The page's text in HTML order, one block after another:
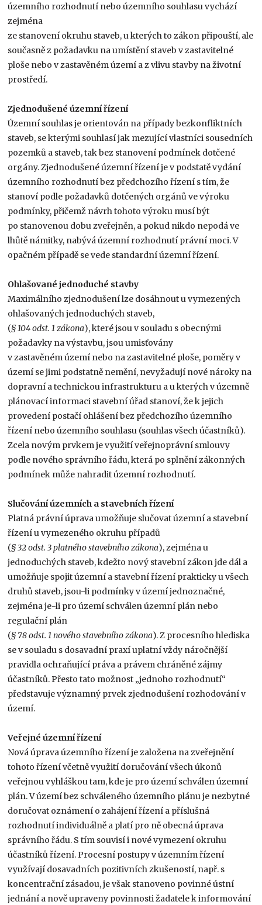
územního rozhodnutí nebo územního souhlasu vychází
zejména
ze stanovení okruhu staveb, u kterých to zákon připouští, ale
současně z požadavku na umístění staveb v zastavitelné
ploše nebo v zastavěném území a z vlivu stavby na životní
prostředí.
Zjednodušené územní řízení
Územní souhlas je orientován na případy bezkonfliktních
staveb, se kterými souhlasí jak mezující vlastníci sousedních
pozemků a staveb, tak bez stanovení podmínek dotčené
orgány. Zjednodušené územní řízení je v podstatě vydání
územního rozhodnutí bez předchozího řízení s tím, že
stanoví podle požadavků dotčených orgánů ve výroku
podmínky, přičemž návrh tohoto výroku musí být
po stanovenou dobu zveřejněn, a pokud nikdo nepodá ve
lhůtě námitky, nabývá územní rozhodnutí právní moci. V
opačném případě se vede standardní územní řízení.
Ohlašované jednoduché stavby
Maximálního zjednodušení lze dosáhnout u vymezených
ohlašovaných jednoduchých staveb,
(§ 104 odst. 1 zákona), které jsou v souladu s obecnými
požadavky na výstavbu, jsou umisťovány
v zastavěném území nebo na zastavitelné ploše, poměry v
území se jimi podstatně nemění, nevyžadují nové nároky na
dopravní a technickou infrastrukturu a u kterých v územně
plánovací informaci stavební úřad stanoví, že k jejich
provedení postačí ohlášení bez předchozího územního
řízení nebo územního souhlasu (souhlas všech účastníků).
Zcela novým prvkem je využití veřejnoprávní smlouvy
podle nového správního řádu, která po splnění zákonných
podmínek může nahradit územní rozhodnutí.
Slučování územních a stavebních řízení
Platná právní úprava umožňuje slučovat územní a stavební
řízení u vymezeného okruhu případů
(§ 32 odst. 3 platného stavebního zákona), zejména u
jednoduchých staveb, kdežto nový stavební zákon jde dál a
umožňuje spojit územní a stavební řízení prakticky u všech
druhů staveb, jsou-li podmínky v území jednoznačné,
zejména je-li pro území schválen územní plán nebo
regulační plán
(§ 78 odst. 1 nového stavebního zákona). Z procesního hlediska
se v souladu s dosavadní praxí uplatní vždy náročnější
pravidla ochraňující práva a právem chráněné zájmy
účastníků. Přesto tato možnost „jednoho rozhodnutí“
představuje významný prvek zjednodušení rozhodování v
území.
Veřejné územní řízení
Nová úprava územního řízení je založena na zveřejnění
tohoto řízení včetně využití doručování všech úkonů
veřejnou vyhláškou tam, kde je pro území schválen územní
plán. V území bez schváleného územního plánu je nezbytné
doručovat oznámení o zahájení řízení a příslušná
rozhodnutí individuálně a platí pro ně obecná úprava
správního řádu. S tím souvisí i nové vymezení okruhu
účastníků řízení. Procesní postupy v územním řízení
využívají dosavadních pozitivních zkušeností, např. s
koncentrační zásadou, je však stanoveno povinné ústní
jednání a nově upraveny povinnosti žadatele k informování